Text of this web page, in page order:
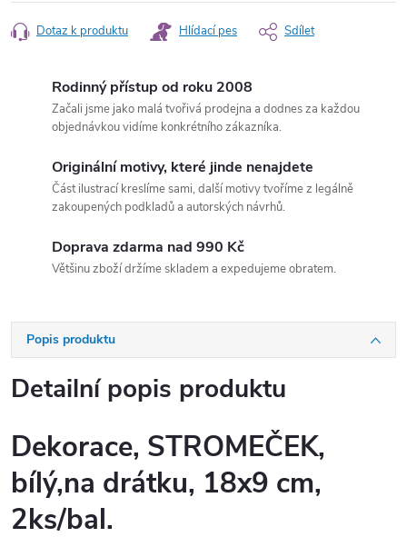
Dotaz k produktu Hlídací pes Sdílet
Rodinný přístup od roku 2008
Začali jsme jako malá tvořivá prodejna a dodnes za každou
objednávkou vidíme konkrétního zákazníka.
Originální motivy, které jinde nenajdete
Část ilustrací kreslíme sami, další motivy tvoříme z legálně
zakoupených podkladů a autorských návrhů.
Doprava zdarma nad 990 Kč
Většinu zboží držíme skladem a expedujeme obratem.
Popis produktu
Detailní popis produktu
Dekorace, STROMEČEK,
bílý,na drátku, 18x9 cm,
2ks/bal.